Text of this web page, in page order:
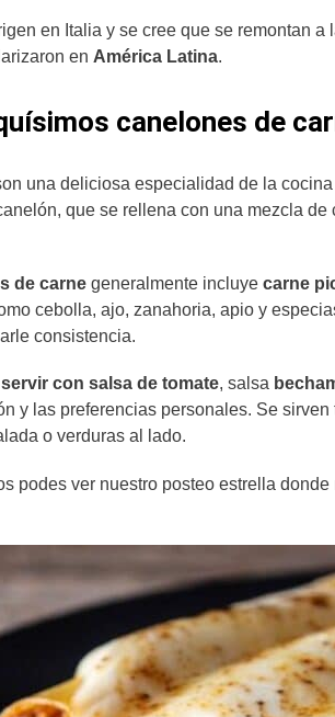
en Italia y se cree que se remontan
en América Latina.
canelones de
una deliciosa especialidad de la
que se rellena con una mezcla
de carne generalmente incluye carne
cebolla, ajo, zanahoria, apio y
consistencia.
con salsa de tomate, salsa
y las preferencias personales. Se
o verduras al lado.
podes ver nuestro posteo estrella donde